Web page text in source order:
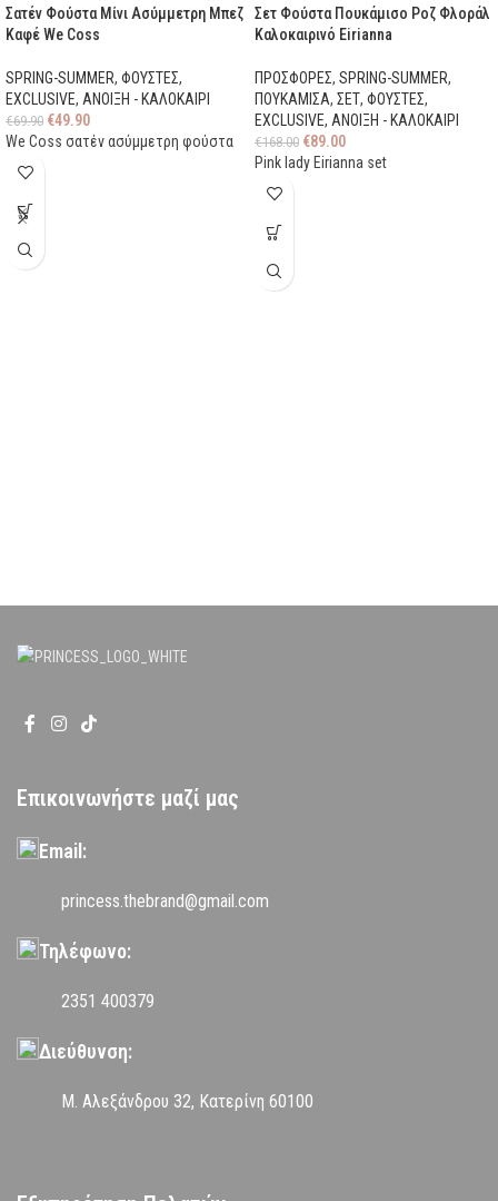
Σατέν Φούστα Μίνι Ασύμμετρη Μπεζ
Καφέ We Coss
SPRING-SUMMER, ΦΟΥΣΤΕΣ,
EXCLUSIVE, ΑΝΟΙΞΗ - ΚΑΛΟΚΑΙΡΙ
€69.90 €49.90
We Coss σατέν ασύμμετρη φούστα
Σετ Φούστα Πουκάμισο Ροζ Φλοράλ
Καλοκαιρινό Eirianna
ΠΡΟΣΦΟΡΕΣ, SPRING-SUMMER,
ΠΟΥΚΑΜΙΣΑ, ΣΕΤ, ΦΟΥΣΤΕΣ,
EXCLUSIVE, ΑΝΟΙΞΗ - ΚΑΛΟΚΑΙΡΙ
€168.00 €89.00
Pink lady Eirianna set
Επικοινωνήστε μαζί μας
Email:
princess.thebrand@gmail.com
Τηλέφωνο:
2351 400379
Διεύθυνση:
Μ. Αλεξάνδρου 32, Κατερίνη 60100